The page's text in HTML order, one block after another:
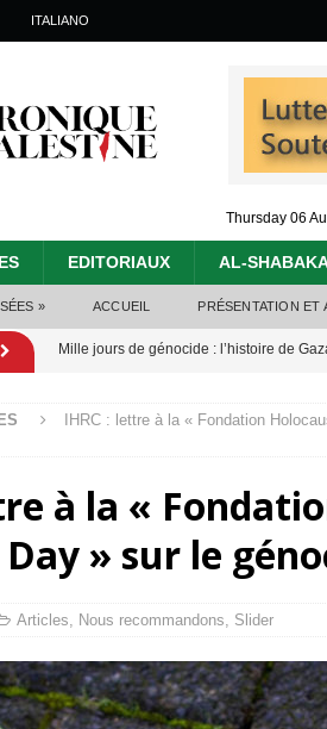
ITALIANO
Thursday 06
EDITORIAUX AL-
» ACCUEIL PRÉSENTATION ET
Mille jours de génocide : l’histoire de
Alors que Trump annonce un « accord
Les Israéliens se servent de la
toxiques [ 3 août 2026 ]
6 août 2026 ]
IHRC : lettre à la « Fondation
à la «
» sur le
Articles, Nous recommandons, Slider